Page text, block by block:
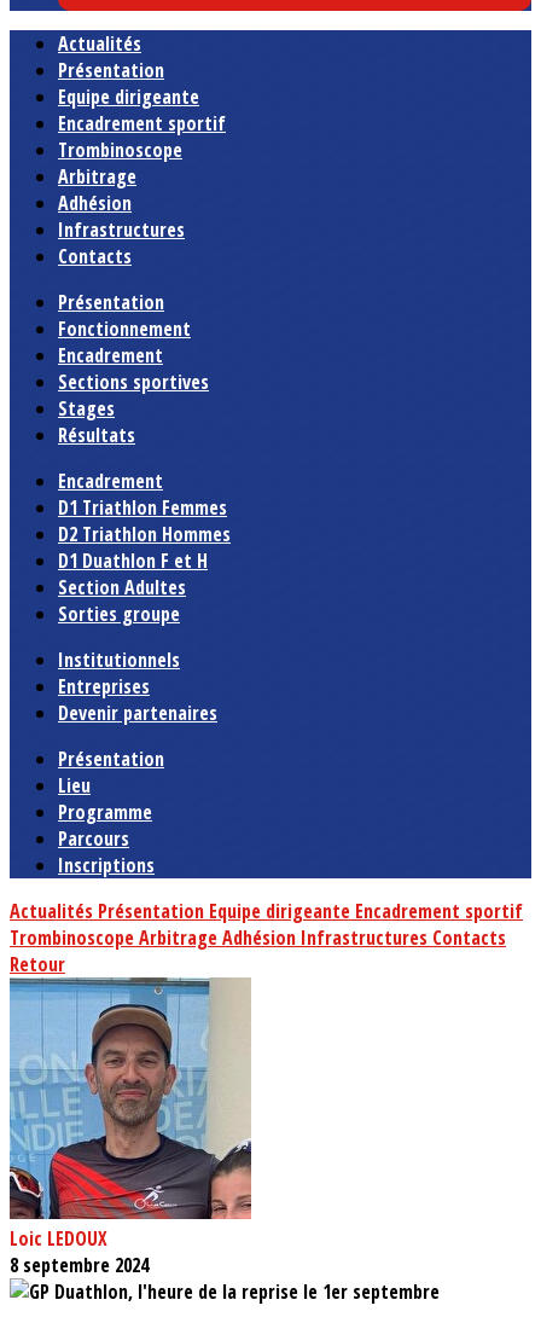
Actualités
Présentation
Equipe dirigeante
Encadrement sportif
Trombinoscope
Arbitrage
Adhésion
Infrastructures
Contacts
Présentation
Fonctionnement
Encadrement
Sections sportives
Stages
Résultats
Encadrement
D1 Triathlon Femmes
D2 Triathlon Hommes
D1 Duathlon F et H
Section Adultes
Sorties groupe
Institutionnels
Entreprises
Devenir partenaires
Présentation
Lieu
Programme
Parcours
Inscriptions
Actualités Présentation Equipe dirigeante Encadrement sportif
TrombinoscopeArbitrageAdhésion Infrastructures Contacts
Retour
Loic LEDOUX
8 septembre 2024